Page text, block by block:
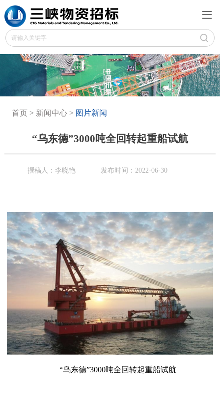
首页 > 新闻中心 > 图片新闻
“乌东德”3000吨全回转起重船试航
撰稿人：李晓艳 发布时间：2022-06-30
“乌东德”3000吨全回转起重船试航